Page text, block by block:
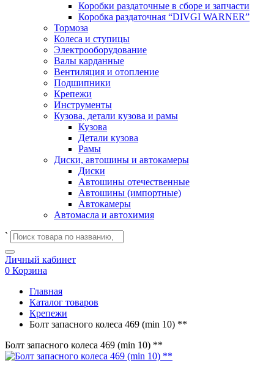
Коробки раздаточные в сборе и запчасти
Коробка раздаточная “DIVGI WARNER”
Тормоза
Колеса и ступицы
Электрооборудование
Валы карданные
Вентиляция и отопление
Подшипники
Крепежи
Инструменты
Кузова, детали кузова и рамы
Кузова
Детали кузова
Рамы
Диски, автошины и автокамеры
Диски
Автошины отечественные
Автошины (импортные)
Автокамеры
Автомасла и автохимия
`
Личный кабинет
0 Корзина
Главная
Каталог товаров
Крепежи
Болт запасного колеса 469 (min 10) **
Болт запасного колеса 469 (min 10) **